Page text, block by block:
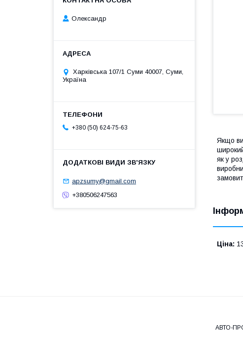
Якщо
як у
Ціна:
Олександр
Харківська 107/1 Суми 40007, Суми,
Україна
+380 (50) 624-75-63
apzsumy@gmail.com
+380506247563